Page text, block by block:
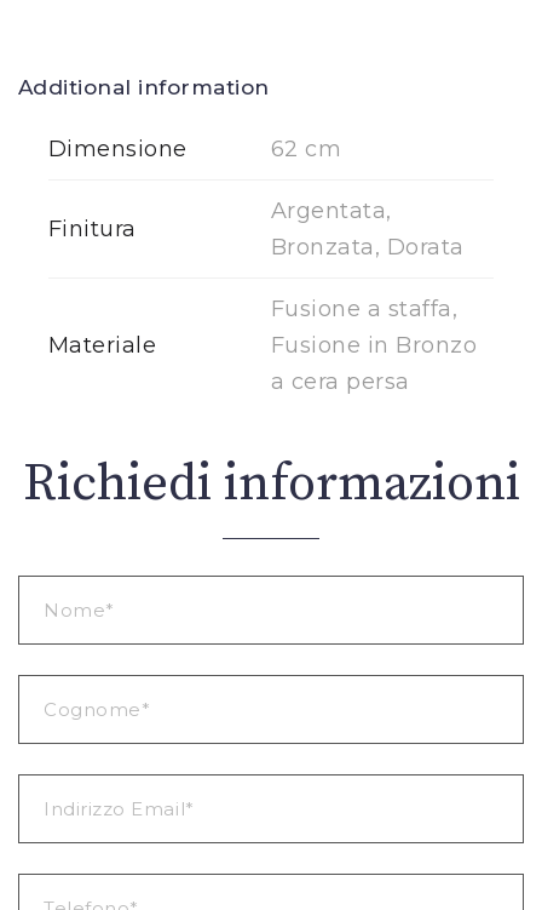
Additional information
Dimensione 62 cm
Finitura
Argentata,
Bronzata, Dorata
Materiale
Fusione a staffa,
Fusione in Bronzo
a cera persa
Richiedi informazioni